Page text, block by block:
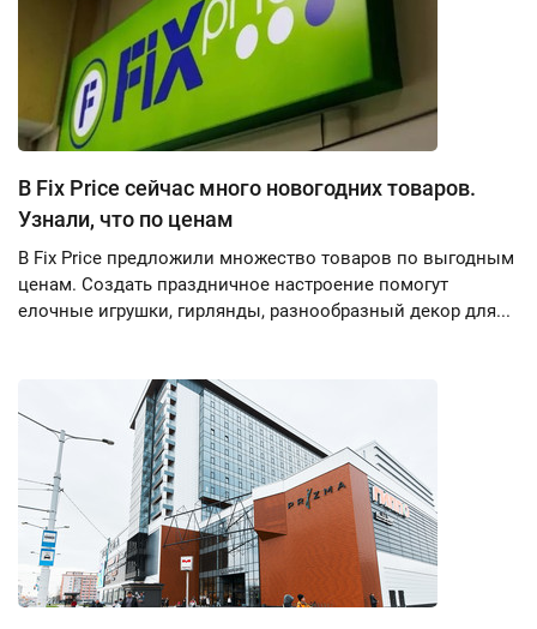
В Fix Price сейчас много новогодних товаров.
Узнали, что по ценам
В Fix Price предложили множество товаров по выгодным
ценам. Создать праздничное настроение помогут
елочные игрушки, гирлянды, разнообразный декор для...